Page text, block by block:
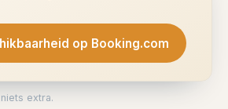
op Booking.com
extra.